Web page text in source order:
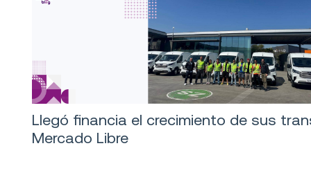
Llegó financia el crecimiento de sus
Mercado Libre